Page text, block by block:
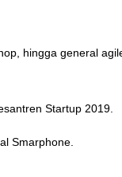
hingga general
Startup 2019.
Smarphone.